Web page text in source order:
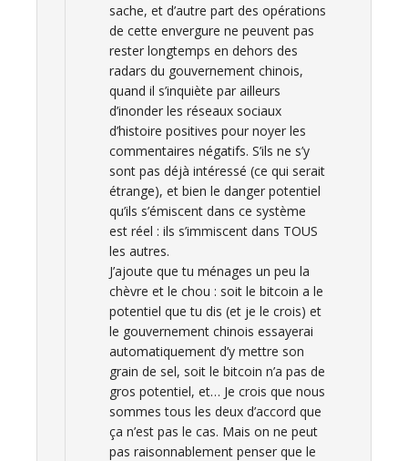
sache, et d’autre part des opérations
de cette envergure ne peuvent pas
rester longtemps en dehors des
radars du gouvernement chinois,
quand il s’inquiète par ailleurs
d’inonder les réseaux sociaux
d’histoire positives pour noyer les
commentaires négatifs. S’ils ne s’y
sont pas déjà intéressé (ce qui serait
étrange), et bien le danger potentiel
qu’ils s’émiscent dans ce système
est réel : ils s’immiscent dans TOUS
les autres.
J’ajoute que tu ménages un peu la
chèvre et le chou : soit le bitcoin a le
potentiel que tu dis (et je le crois) et
le gouvernement chinois essayerai
automatiquement d’y mettre son
grain de sel, soit le bitcoin n’a pas de
gros potentiel, et… Je crois que nous
sommes tous les deux d’accord que
ça n’est pas le cas. Mais on ne peut
pas raisonnablement penser que le